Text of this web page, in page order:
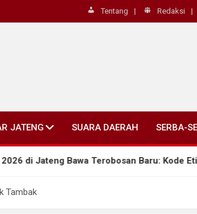
Tentang Redaksi
JATENG SUARA DAERAH SERBA-
Terobosan Baru: Kode Etik Hakim
Tambak